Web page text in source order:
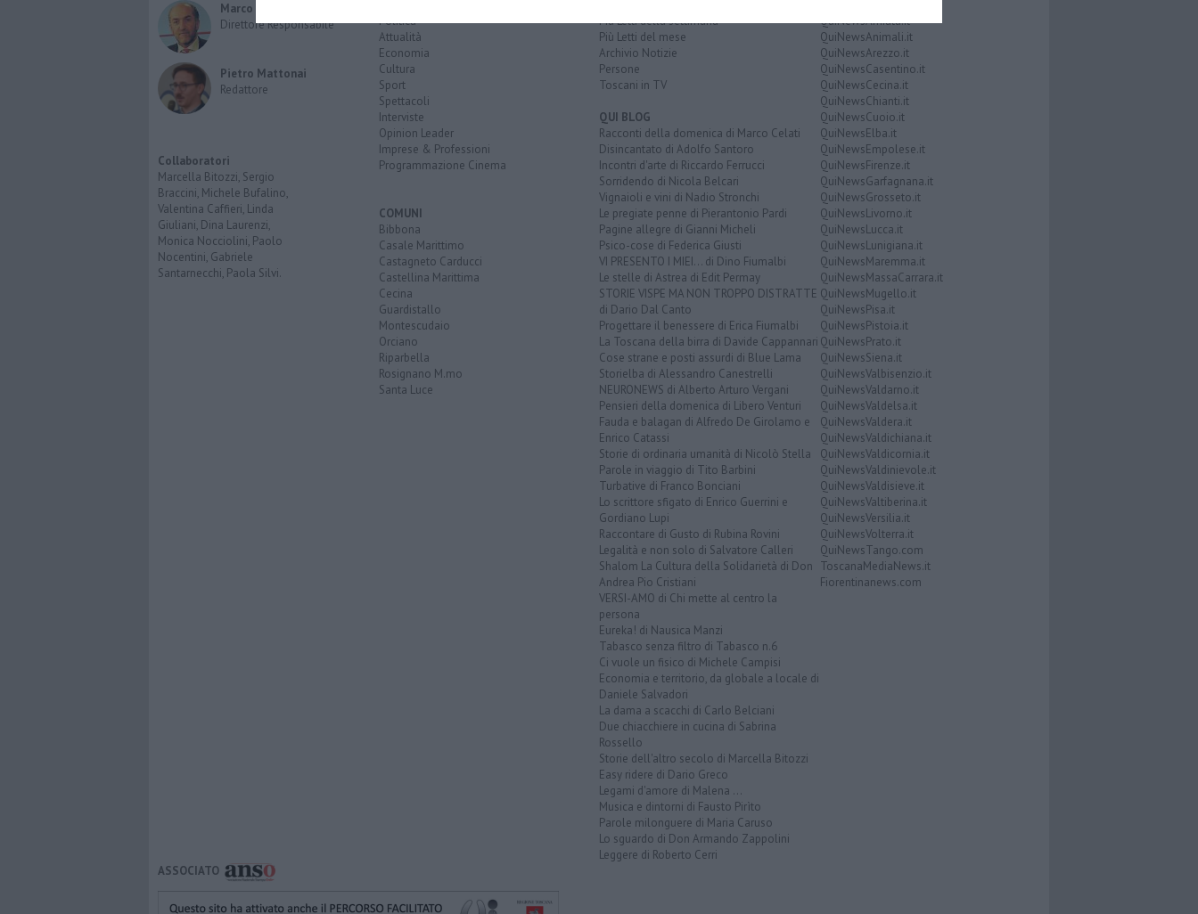
Marco Migli
Direttore Responsabile
Pietro Mattonai
Redattore
Collaboratori
Marcella Bitozzi, Sergio
Braccini, Michele Bufalino,
Valentina Caffieri, Linda
Giuliani, Dina Laurenzi,
Monica Nocciolini, Paolo
Nocentini, Gabriele
Santarnecchi, Paola Silvi.
Politica
Attualità
Economia
Cultura
Sport
Spettacoli
Interviste
Opinion Leader
Imprese & Professioni
Programmazione Cinema
COMUNI
Bibbona
Casale Marittimo
Castagneto Carducci
Castellina Marittima
Cecina
Guardistallo
Montescudaio
Orciano
Riparbella
Rosignano M.mo
Santa Luce
Più Letti della settimana
Più Letti del mese
Archivio Notizie
Persone
Toscani in TV
QUI BLOG
Racconti della domenica di Marco Celati
Disincantato di Adolfo Santoro
Incontri d'arte di Riccardo Ferrucci
Sorridendo di Nicola Belcari
Vignaioli e vini di Nadio Stronchi
Le pregiate penne di Pierantonio Pardi
Pagine allegre di Gianni Micheli
Psico-cose di Federica Giusti
VI PRESENTO I MIEI... di Dino Fiumalbi
Le stelle di Astrea di Edit Permay
STORIE VISPE MA NON TROPPO DISTRATTE
di Dario Dal Canto
Progettare il benessere di Erica Fiumalbi
La Toscana della birra di Davide Cappannari
Cose strane e posti assurdi di Blue Lama
Storielba di Alessandro Canestrelli
NEURONEWS di Alberto Arturo Vergani
Pensieri della domenica di Libero Venturi
Fauda e balagan di Alfredo De Girolamo e
Enrico Catassi
Storie di ordinaria umanità di Nicolò Stella
Parole in viaggio di Tito Barbini
Turbative di Franco Bonciani
Lo scrittore sfigato di Enrico Guerrini e
Gordiano Lupi
Raccontare di Gusto di Rubina Rovini
Legalità e non solo di Salvatore Calleri
Shalom La Cultura della Solidarietà di Don
Andrea Pio Cristiani
VERSI-AMO di Chi mette al centro la
persona
Eureka! di Nausica Manzi
Tabasco senza filtro di Tabasco n.6
Ci vuole un fisico di Michele Campisi
Economia e territorio, da globale a locale di
Daniele Salvadori
La dama a scacchi di Carlo Belciani
Due chiacchiere in cucina di Sabrina
Rossello
Storie dell'altro secolo di Marcella Bitozzi
Easy ridere di Dario Greco
Legami d'amore di Malena ...
Musica e dintorni di Fausto Pirìto
Parole milonguere di Maria Caruso
Lo sguardo di Don Armando Zappolini
Leggere di Roberto Cerri
QuiNewsAmiata.it
QuiNewsAnimali.it
QuiNewsArezzo.it
QuiNewsCasentino.it
QuiNewsCecina.it
QuiNewsChianti.it
QuiNewsCuoio.it
QuiNewsElba.it
QuiNewsEmpolese.it
QuiNewsFirenze.it
QuiNewsGarfagnana.it
QuiNewsGrosseto.it
QuiNewsLivorno.it
QuiNewsLucca.it
QuiNewsLunigiana.it
QuiNewsMaremma.it
QuiNewsMassaCarrara.it
QuiNewsMugello.it
QuiNewsPisa.it
QuiNewsPistoia.it
QuiNewsPrato.it
QuiNewsSiena.it
QuiNewsValbisenzio.it
QuiNewsValdarno.it
QuiNewsValdelsa.it
QuiNewsValdera.it
QuiNewsValdichiana.it
QuiNewsValdicornia.it
QuiNewsValdinievole.it
QuiNewsValdisieve.it
QuiNewsValtiberina.it
QuiNewsVersilia.it
QuiNewsVolterra.it
QuiNewsTango.com
ToscanaMediaNews.it
Fiorentinanews.com
ASSOCIATO